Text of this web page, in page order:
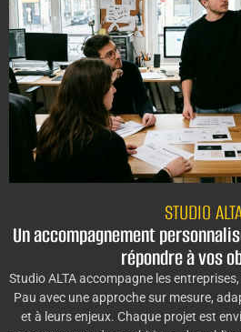
STUDIO
Un accompagnement
répondre à vos
Studio ALTA accompagne les
Pau avec une approche sur mesure,
et à leurs enjeux. Chaque projet est